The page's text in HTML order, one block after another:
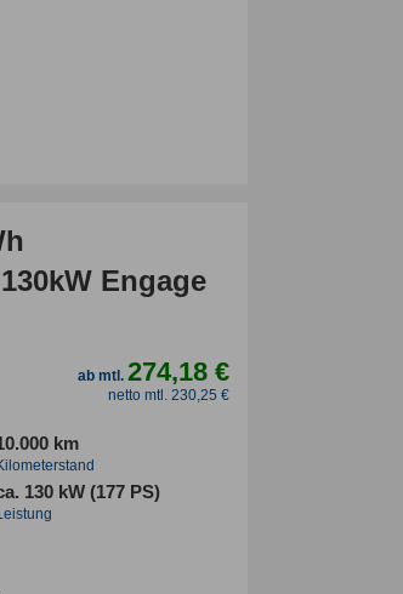
Engage
ab mtl.274,18 €
netto mtl. 230,25 €
km
130 kW (177 PS)